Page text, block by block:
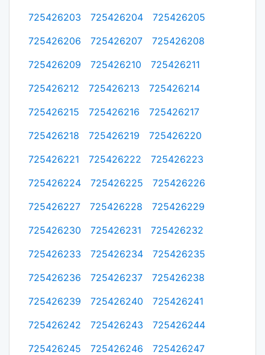
725426203
725426204
725426205
725426206
725426207
725426208
725426209
725426210
725426211
725426212
725426213
725426214
725426215
725426216
725426217
725426218
725426219
725426220
725426221
725426222
725426223
725426224
725426225
725426226
725426227
725426228
725426229
725426230
725426231
725426232
725426233
725426234
725426235
725426236
725426237
725426238
725426239
725426240
725426241
725426242
725426243
725426244
725426245
725426246
725426247